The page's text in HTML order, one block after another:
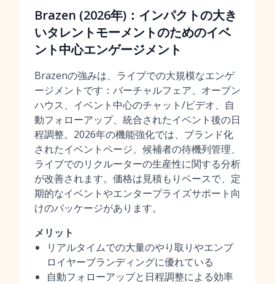
Brazen (2026年)：インパクトの大き
いタレントモーメントのためのイベ
ント中心エンゲージメント
Brazenの強みは、ライブでの大規模なエンゲ
ージメントです：バーチャルフェア、オープン
ハウス、イベント中心のチャット/ビデオ、自
動フォローアップ、統合されたイベント後の日
程調整。2026年の機能強化では、ブランド化
されたイベントページ、候補者の待機列管理、
ライブでのリクルーターの生産性に関する分析
が改善されます。価格は見積もりベースで、定
期的なイベントやエンタープライズサポート向
けのパッケージがあります。
メリット
リアルタイムでの大量のやり取りやエンプ
ロイヤーブランディングに優れている
自動フォローアップと日程調整による効率